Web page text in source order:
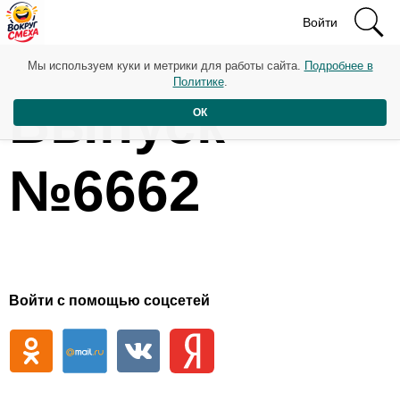
Войти
Выпуск
№6662
Войти с помощью соцсетей
Мы используем куки и метрики для работы сайта. Подробнее в
Политике.
ОК